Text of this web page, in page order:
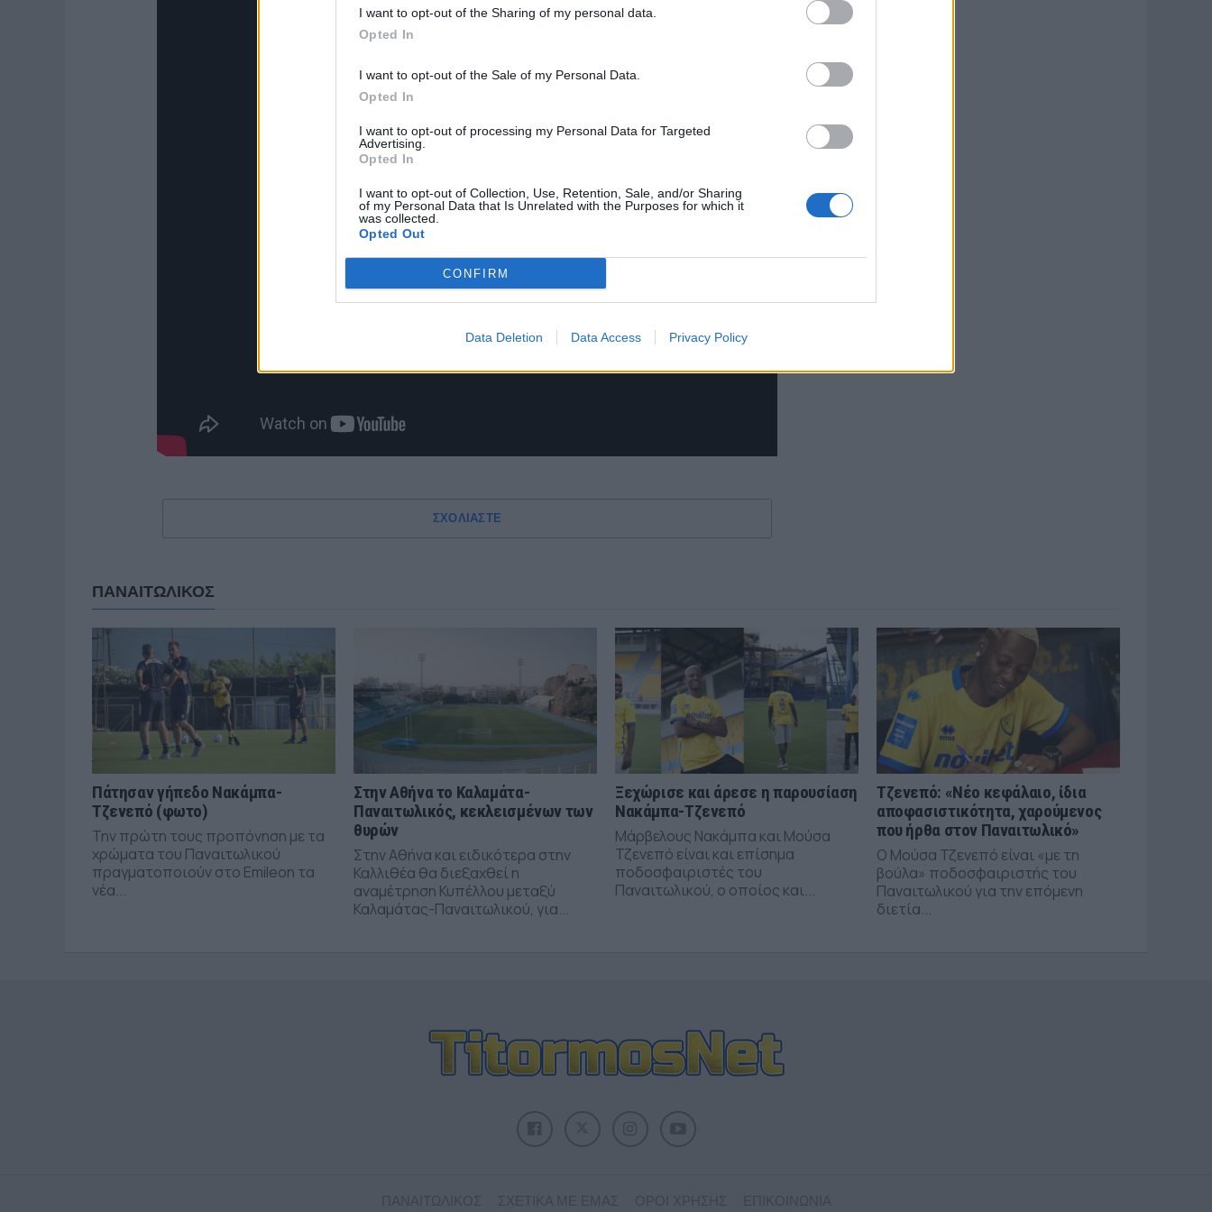
I want to opt-out of the Sharing of my personal data.
Opted In
I want to opt-out of the Sale of my Personal Data.
Opted In
I want to opt-out of processing my Personal Data for Targeted
Advertising.
Opted In
I want to opt-out of Collection, Use, Retention, Sale, and/or Sharing
of my Personal Data that Is Unrelated with the Purposes for which it
was collected.
Opted Out
CONFIRM
Data Deletion Data Access Privacy Policy
ΣΧΟΛΙΑΣΤΕ
ΠΑΝΑΙΤΩΛΙΚΟΣ
Πάτησαν γήπεδο Νακάμπα-
Τζενεπό (φωτο)
Την πρώτη τους προπόνηση με τα
χρώματα του Παναιτωλικού
πραγματοποιούν στο Emileon τα
νέα...
Στην Αθήνα το Καλαμάτα-
Παναιτωλικός, κεκλεισμένων των
θυρών
Στην Αθήνα και ειδικότερα στην
Καλλιθέα θα διεξαχθεί η
αναμέτρηση Κυπέλλου μεταξύ
Καλαμάτας-Παναιτωλικού, για...
Ξεχώρισε και άρεσε η παρουσίαση
Νακάμπα-Τζενεπό
Μάρβελους Νακάμπα και Μούσα
Τζενεπό είναι και επίσημα
ποδοσφαιριστές του
Παναιτωλικού, ο οποίος και...
Τζενεπό: «Νέο κεφάλαιο, ίδια
αποφασιστικότητα, χαρούμενος
που ήρθα στον Παναιτωλικό»
Ο Μούσα Τζενεπό είναι «με τη
βούλα» ποδοσφαιριστής του
Παναιτωλικού για την επόμενη
διετία...